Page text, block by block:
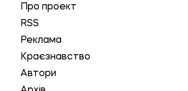
Про проект
RSS
Реклама
Краєзнавство
Автори